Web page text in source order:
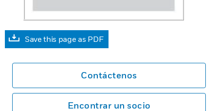
Save this page as PDF
Contáctenos
Encontrar un socio